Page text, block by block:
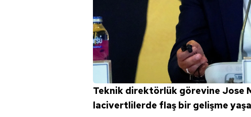
Teknik direktörlük görevine Jose
lacivertlilerde flaş bir gelişme